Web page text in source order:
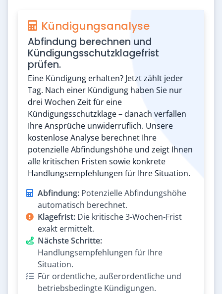
Kündigungsanalyse
Abfindung berechnen und
Kündigungsschutzklagefrist
prüfen.
Eine Kündigung erhalten? Jetzt zählt jeder
Tag. Nach einer Kündigung haben Sie nur
drei Wochen Zeit für eine
Kündigungsschutzklage – danach verfallen
Ihre Ansprüche unwiderruflich. Unsere
kostenlose Analyse berechnet Ihre
potenzielle Abfindungshöhe und zeigt Ihnen
alle kritischen Fristen sowie konkrete
Handlungsempfehlungen für Ihre Situation.
Abfindung: Potenzielle Abfindungshöhe
automatisch berechnet.
Klagefrist: Die kritische 3-Wochen-Frist
exakt ermittelt.
Nächste Schritte:
Handlungsempfehlungen für Ihre
Situation.
Für ordentliche, außerordentliche und
betriebsbedingte Kündigungen.